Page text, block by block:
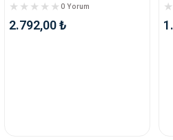
0 Yorum
2.792,00 ₺